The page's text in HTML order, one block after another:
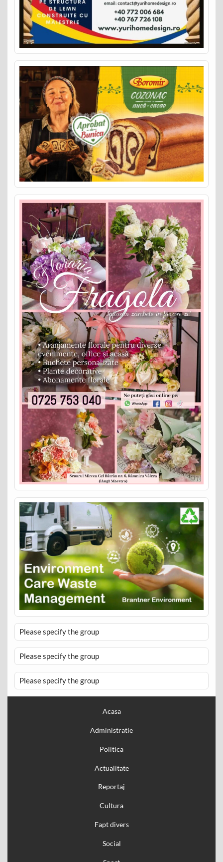
Please specify the group
Please specify the group
Please specify the group
Acasa
Administratie
Politica
Actualitate
Reportaj
Cultura
Fapt divers
Social